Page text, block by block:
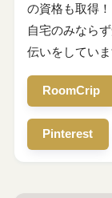
の資格も取得！
自宅のみなら
伝いをしていま
RoomCrip
Pinterest